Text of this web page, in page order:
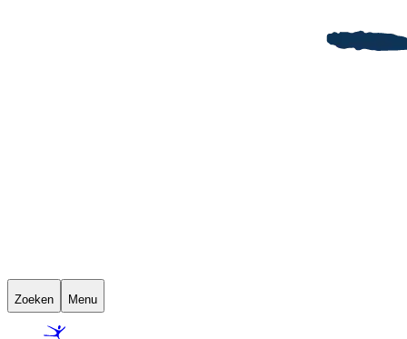
Zoeken Menu